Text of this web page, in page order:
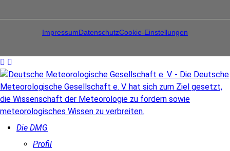
ImpressumDatenschutzCookie-Einstellungen
Die DMG
Profil